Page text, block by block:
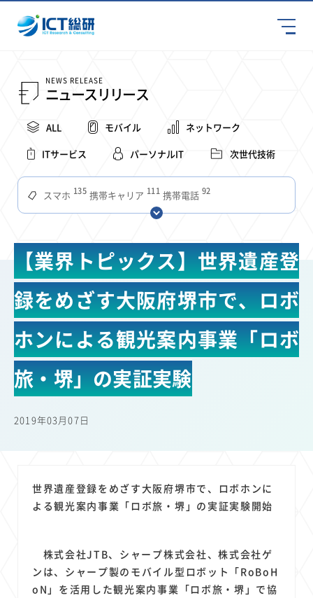
NEWS RELEASE
ニュースリリース
ALL モバイル
ネットワーク
ITサービス
パーソナルIT 次世代技術
スマホ 135 携帯キャリア 111 携帯電話 92
スマートデバイス 68 通信速度 65 ビジネス 63 4Ｇ 59
アプリ 51 つながりやすさ 51 電波状況 ドコモ 48
タブレット 38 インターネット 36 ビジネスシーン 31
混雑環境 31 MVNO 28 SIM 27 電波 27 全国 24 楽天モバイル 22
22 22 22 21 19 18
電車 17 料金 16 所有状況 14 動画配信 14 SNS 14
ブロードバンド Android 移動中
公衆無線LAN 格安 11 キャッシュレス決済
待ち合わせ場所
OpenAI 3 Firefly 3 DALL-E 3 Mid Journey 3 Claude 3
Genspark 2 配車アプリ フードデリバリー 2 TikTok 2
Netflix 2 Microsoft 2 Canva AI 2 Azure 2 Sora 2 LINE 2 法人
【業界トピックス】世界遺産登
録をめざす大阪府堺市で、ロボ
ホンによる観光案内事業「ロボ
旅・堺」の実証実験
2019年03月07日
世界遺産登録をめざす大阪府堺市で、ロボホンに
よる観光案内事業「ロボ旅・堺」の実証実験開始
株式会社JTB、シャープ株式会社、株式会社ゲ
ンは、シャープ製のモバイル型ロボット「RoBoH
oN」を活用した観光案内事業「ロボ旅・堺」で協